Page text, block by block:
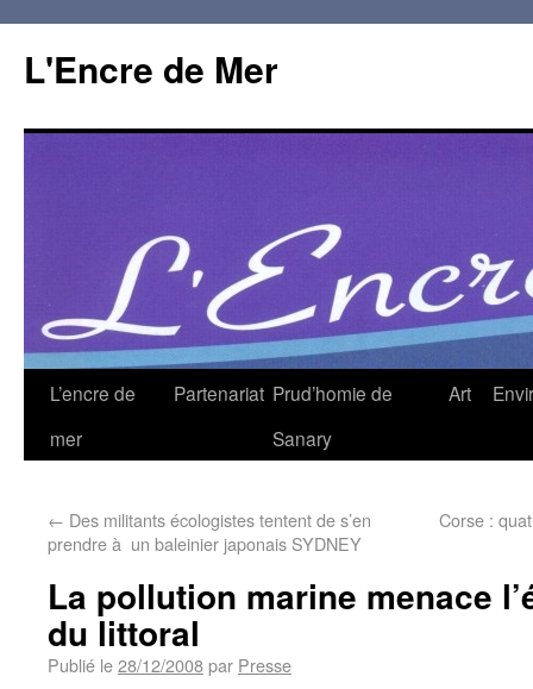
L'Encre de Mer
L’encre de
mer
Partenariat Prud’homie de
Sanary
Art
← Des militants écologistes tentent de s’en
prendre à un baleinier japonais SYDNEY
Corse :
La pollution marine menace
du littoral
Publié le28/12/2008par Presse